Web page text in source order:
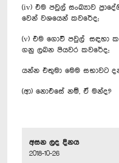
(iv) එම පවුල් සංඛ්‍යාව
වෙන් වශයෙන් කවරේද;
(v) එම ගොවි පවුල් සඳහා
ගනු ලබන පියවර කවරේද;
යන්න එතුමා මෙම සභාවට
(ආ) නොඑසේ නම්, ඒ මන්ද?
අසන ලද දිනය
2018-10-26